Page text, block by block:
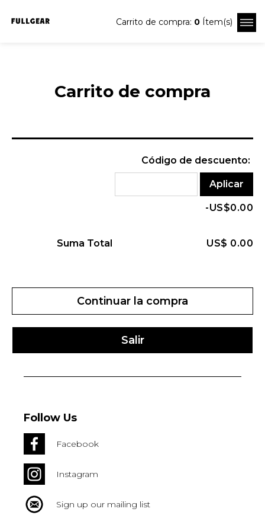
Carrito de compra: 0 Ítem(s)
Carrito de compra
Código de descuento:
Aplicar
-US$0.00
Suma Total US$ 0.00
Continuar la compra
Salir
Follow Us
Facebook
Instagram
Sign up our mailing list